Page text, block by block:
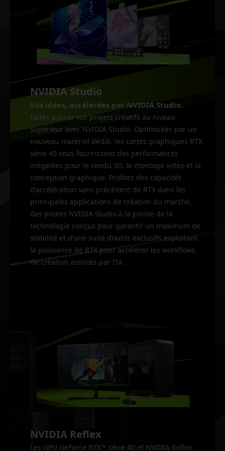
NVIDIA Studio
Vos idées, accélérées par NVIDIA Studio.
Faites passer vos projets créatifs au niveau
supérieur avec NVIDIA Studio. Optimisées par un
nouveau matériel dédié, les cartes graphiques RTX
série 40 vous fournissent des performances
inégalées pour le rendu 3D, le montage vidéo et la
conception graphique. Profitez des capacités
d’accélération sans précédent de RTX dans les
principales applications de création du marché,
des pilotes NVIDIA Studio à la pointe de la
technologie conçus pour garantir un maximum de
stabilité et d’une suite d’outils exclusifs exploitant
la puissance de RTX pour accélérer les workflows
de création assistés par l’IA.
NVIDIA Reflex
Les GPU GeForce RTX™ série 40 et NVIDIA Reflex